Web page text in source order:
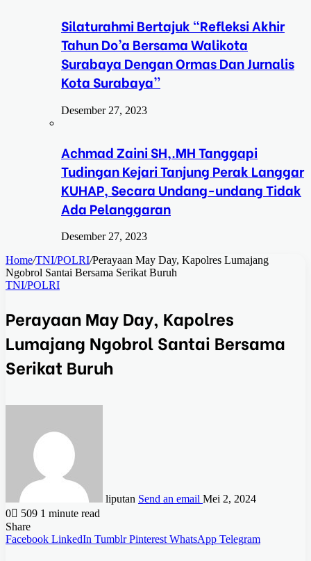
Silaturahmi Bertajuk “Refleksi Akhir
Tahun Do’a Bersama Walikota
Surabaya Dengan Ormas Dan Jurnalis
Kota Surabaya”
Desember 27, 2023
Achmad Zaini SH,.MH Tanggapi
Tudingan Kejari Tanjung Perak Langgar
KUHAP, Secara Undang-undang Tidak
Ada Pelanggaran
Desember 27, 2023
Home/TNI/POLRI/Perayaan May Day, Kapolres Lumajang
Ngobrol Santai Bersama Serikat Buruh
TNI/POLRI
Perayaan May Day, Kapolres
Lumajang Ngobrol Santai Bersama
Serikat Buruh
liputan Send an email Mei 2, 2024
0
509 1 minute read
Share
Facebook LinkedIn Tumblr Pinterest WhatsApp Telegram